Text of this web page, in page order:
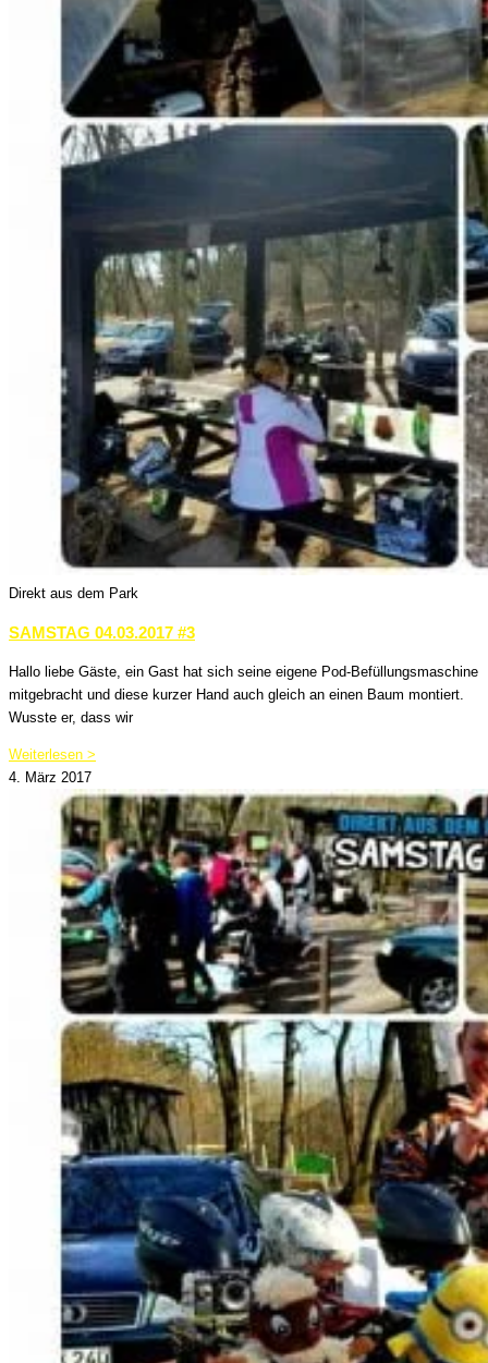
Direkt aus dem Park
SAMSTAG 04.03.2017 #3
Hallo liebe Gäste, ein Gast hat sich seine eigene Pod-Befüllungsmaschine
mitgebracht und diese kurzer Hand auch gleich an einen Baum montiert.
Wusste er, dass wir
Weiterlesen >
4. März 2017